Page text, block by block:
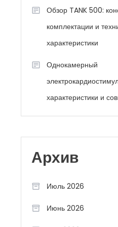
Обзор TANK 500:
комплектации и
характеристики
Однокамерный
характеристики и
Архив
Июль 2026
Июнь 2026